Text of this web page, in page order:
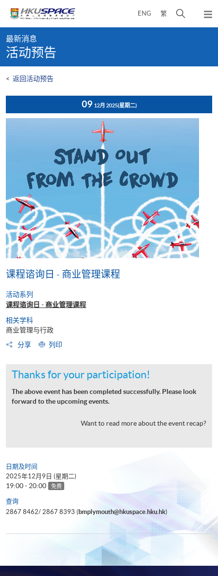
content
ENG 繁
开
弹
出
content
start
最新消息
活动预告
< 返回活动预告
09 12月 2025(星期二)
课程谘询日 - 商业管理课程
活动系列
课程谘询日 - 商业管理课程
相关学科
商业管理与行政
分享
列印
Thanks for your participation!
The above event has been completed successfully. Please look
forward to the upcoming events.
Want to read more about the event recap?
日期及时间
2025年12月9日 (星期二)
19:00 - 20:00 免费
查询
2867 8462/ 2867 8393 (bmplymouth@hkuspace.hku.hk)